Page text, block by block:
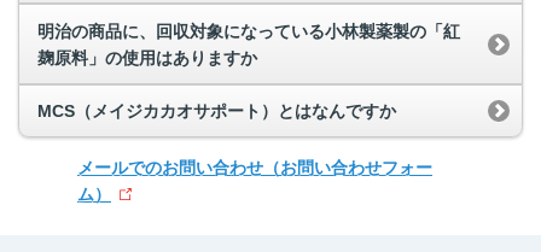
明治の商品に、回収対象になっている小林製薬製の「紅
麹原料」の使用はありますか
MCS（メイジカカオサポート）とはなんですか
メールでのお問い合わせ （お問い合わせフォー
ム）